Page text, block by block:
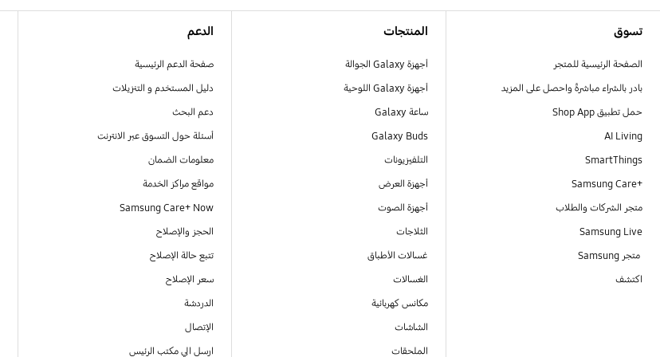
تسوق
الصفحة الرئيسية للمتجر
بادر بالشراء مباشرةً واحصل على المزيد
حمل تطبيق Shop App
AI Living
SmartThings
Samsung Care+‎
متجر الشركات والطلاب
Samsung Live
متجر Samsung
اكتشف
المنتجات
أجهزة Galaxy الجوالة
أجهزة Galaxy اللوحية
ساعة Galaxy
Galaxy Buds
التلفيزيونات
أجهزة العرض
أجهزة الصوت
الثلاجات
غسالات الأطباق
الغسالات
مكانس كهربائية
الشاشات
الملحقات
الدعم
صفحة الدعم الرئيسية
دليل المستخدم و التنزيلات
دعم البحث
أسئلة حول التسوق عبر الانترنت
معلومات الضمان
مواقع مراكز الخدمة
Samsung Care+ Now
الحجز والإصلاح
تتبع حالة الإصلاح
سعر الإصلاح
الدردشة
الإتصال
ارسل الي مكتب الرئيس